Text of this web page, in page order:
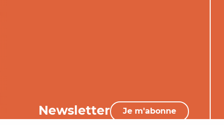
Newsletter Je m'abonne